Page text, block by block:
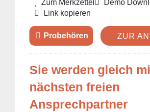
Zum Merkzettel
Demo
Link kopieren
ZUR
Sie werden gleich
nächsten freien
Ansprechpartner